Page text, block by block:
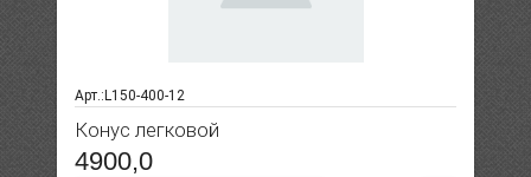
Арт.:L150-400-12
Конус легковой
4900,0